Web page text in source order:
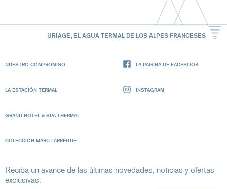
URIAGE, EL AGUA TERMAL DE LOS ALPES FRANCESES
NUESTRO COMPROMISO
LA ESTACIÓN TERMAL
GRAND HOTEL & SPA THERMAL
COLECCIÓN MARC LARRÈGUE
LA PÁGINA DE FACEBOOK
INSTAGRAM
Reciba un avance de las últimas novedades, noticias y ofertas
exclusivas.